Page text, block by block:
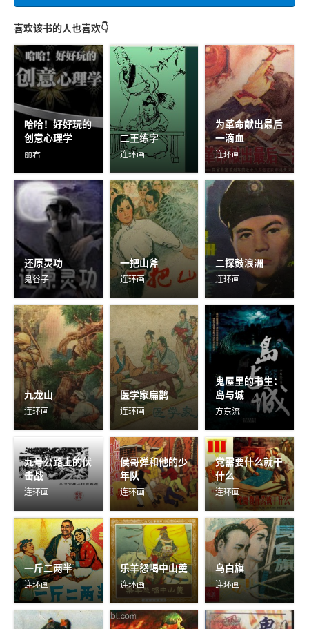
喜欢该书的人也喜欢👇
哈哈！好好玩的
创意心理学
丽君
二王练字
连环画
为革命献出最后
一滴血
连环画
还原灵功
鬼谷子
一把山斧
连环画
二探鼓浪洲
连环画
九龙山
连环画
医学家扁鹊
连环画
鬼屋里的书生：
岛与城
方东流
九号公路上的伏
击战
连环画
侯哥弹和他的少
年队
连环画
党需要什么就干
什么
连环画
一斤二两半
连环画
乐羊怒喝中山羹
连环画
乌白旗
连环画